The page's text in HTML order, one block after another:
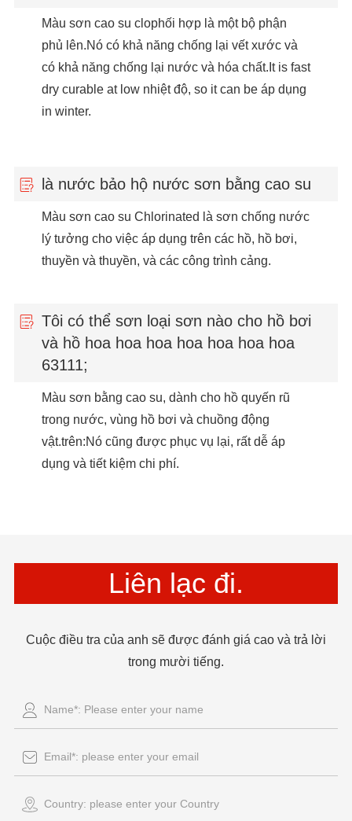
Màu sơn cao su clophối hợp là một bộ phận
phủ lên.Nó có khả năng chống lại vết xước và
có khả năng chống lại nước và hóa chất.It is fast
dry curable at low nhiệt độ, so it can be áp dụng
in winter.
là nước bảo hộ nước sơn bằng cao su
Màu sơn cao su Chlorinated là sơn chống nước
lý tưởng cho việc áp dụng trên các hồ, hồ bơi,
thuyền và thuyền, và các công trình cảng.
Tôi có thể sơn loại sơn nào cho hồ bơi
và hồ hoa hoa hoa hoa hoa hoa hoa
63111;
Màu sơn bằng cao su, dành cho hồ quyến rũ
trong nước, vùng hồ bơi và chuồng động
vật.trên:Nó cũng được phục vụ lại, rất dễ áp
dụng và tiết kiệm chi phí.
Liên lạc đi.
Cuộc điều tra của anh sẽ được đánh giá cao và trả lời
trong mười tiếng.